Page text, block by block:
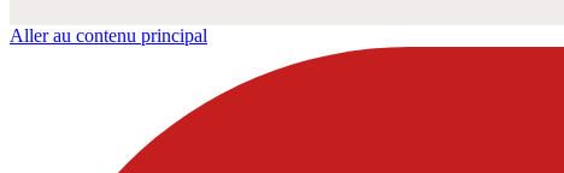
Aller au contenu principal